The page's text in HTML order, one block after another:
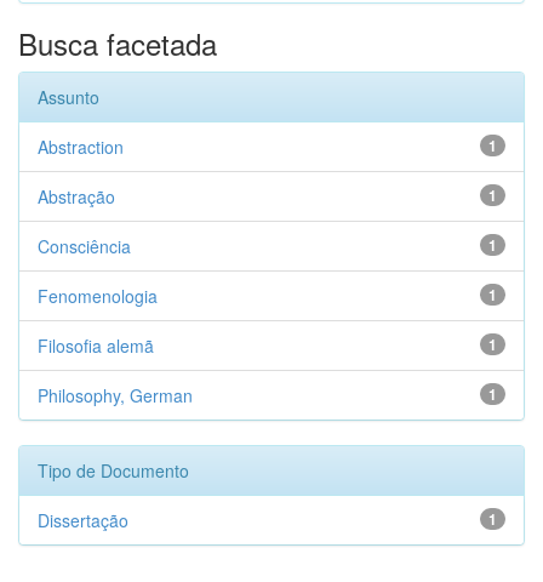
Busca facetada
Assunto
1
Abstraction
1
Abstração
1
Consciência
1
Fenomenologia
1
Filosofia alemã
1
Philosophy, German
Tipo de Documento
1
Dissertação